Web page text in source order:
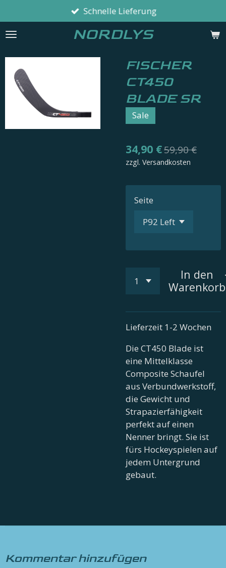
Hauptinhalt
springen
NORDLYS
Schnelle Lieferung
FISCHER
CT450
BLADE SR
Sale
34,90 €59,90 €
zzgl. Versandkosten
Seite
In den
Warenkorb
Lieferzeit 1-2 Wochen
Die CT450 Blade ist
eine Mittelklasse
Composite Schaufel
aus Verbundwerkstoff,
die Gewicht und
Strapazierfähigkeit
perfekt auf einen
Nenner bringt. Sie ist
fürs Hockeyspielen auf
jedem Untergrund
gebaut.
Kommentar hinzufügen